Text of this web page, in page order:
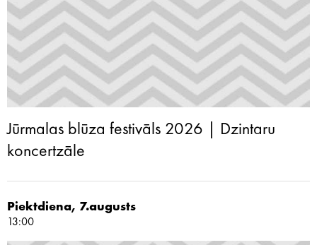
Jūrmalas blūza festivāls 2026 | Dzintaru
koncertzāle
Piektdiena, 7.augusts
13:00